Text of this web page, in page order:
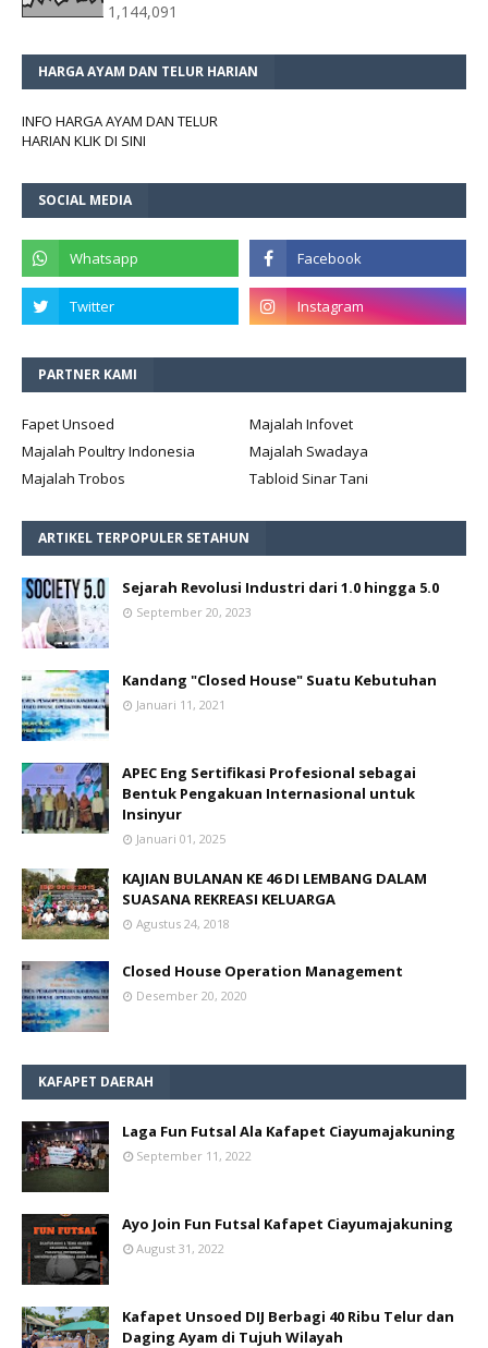
1,144,091
HARGA AYAM DAN TELUR HARIAN
INFO HARGA AYAM DAN TELUR
HARIAN KLIK DI SINI
SOCIAL MEDIA
PARTNER KAMI
Fapet Unsoed
Majalah Infovet
Majalah Poultry Indonesia
Majalah Swadaya
Majalah Trobos
Tabloid Sinar Tani
ARTIKEL TERPOPULER SETAHUN
Sejarah Revolusi Industri dari 1.0 hingga 5.0
September 20, 2023
Kandang "Closed House" Suatu Kebutuhan
Januari 11, 2021
APEC Eng Sertifikasi Profesional sebagai
Bentuk Pengakuan Internasional untuk
Insinyur
Januari 01, 2025
KAJIAN BULANAN KE 46 DI LEMBANG DALAM
SUASANA REKREASI KELUARGA
Agustus 24, 2018
Closed House Operation Management
Desember 20, 2020
KAFAPET DAERAH
Laga Fun Futsal Ala Kafapet Ciayumajakuning
September 11, 2022
Ayo Join Fun Futsal Kafapet Ciayumajakuning
August 31, 2022
Kafapet Unsoed DIJ Berbagi 40 Ribu Telur dan
Daging Ayam di Tujuh Wilayah